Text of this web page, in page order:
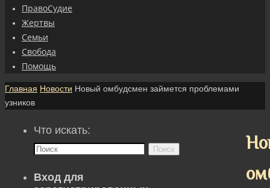
ПравоСудие
Жертвы
Семьи
Свобода
Помощь
Главная Новости Новый омбудсмен займется проблемами
узников
Что искать:
Поиск
Вход для